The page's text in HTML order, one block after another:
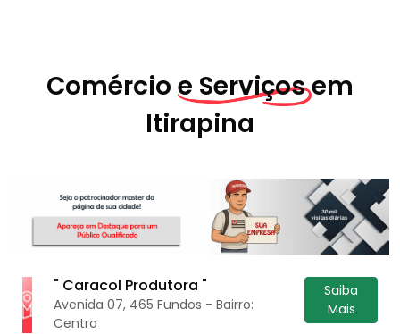
Comércio e Serviços em
Itirapina
" Caracol Produtora "
Avenida 07, 465 Fundos - Bairro:
Centro
Saiba
Mais